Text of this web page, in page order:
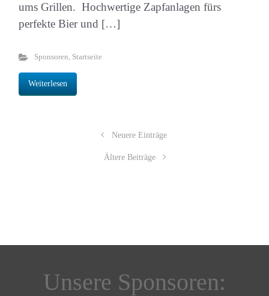
ums Grillen. Hochwertige Zapfanlagen fürs
perfekte Bier und […]
Sponsoren, Startseite
Weiterlesen
Neuere Einträge
Ältere Beiträge
Unsere Sponsoren: